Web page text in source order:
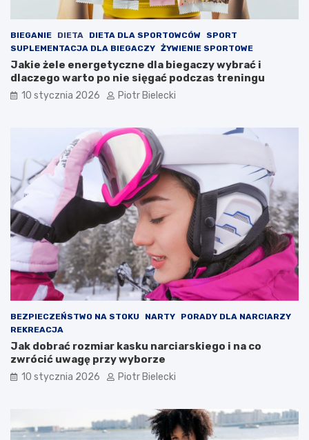
BIEGANIE DIETA DIETA DLA SPORTOWCÓW
SPORT
SUPLEMENTACJA DLA BIEGACZY ŻYWIENIE SPORTOWE
Jakie żele energetyczne dla biegaczy wybrać i
dlaczego warto po nie sięgać podczas treningu
10 stycznia 2026 Piotr Bielecki
BEZPIECZEŃSTWO NA STOKU NARTY
PORADY DLA NARCIARZY
REKREACJA
Jak dobrać rozmiar kasku narciarskiego i na co
zwrócić uwagę przy wyborze
10 stycznia 2026 Piotr Bielecki